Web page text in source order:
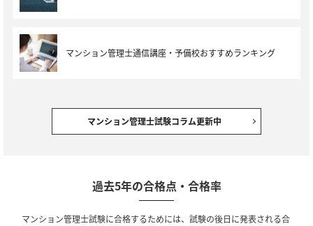
マンション管理士通信講座・予備校おすすめランキング
マンション管理士試験コラム更新中
過去5年の合格点・合格率
マンション管理士試験に合格するためには、試験の後日に発表される合